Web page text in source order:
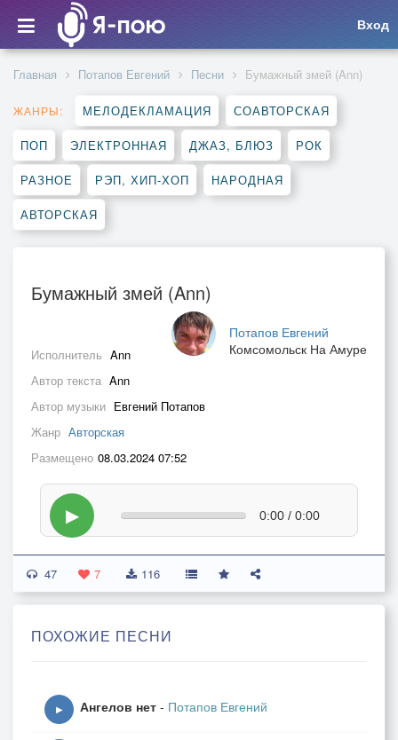
Вход
Главная Потапов Евгений Песни Бумажный змей (Ann)
ЖАНРЫ: МЕЛОДЕКЛАМАЦИЯ СОАВТОРСКАЯ
ПОП ЭЛЕКТРОННАЯ ДЖАЗ, БЛЮЗ РОК
РАЗНОЕ РЭП, ХИП-ХОП НАРОДНАЯ
АВТОРСКАЯ
Бумажный змей (Ann)
Потапов Евгений
Комсомольск На Амуре
Исполнитель Ann
Автор текста Ann
Автор музыки Евгений Потапов
Жанр Авторская
Размещено 08.03.2024 07:52
▶ 0:00 / 0:00
47 7 116
ПОХОЖИЕ ПЕСНИ
▶ Ангелов нет - Потапов Евгений